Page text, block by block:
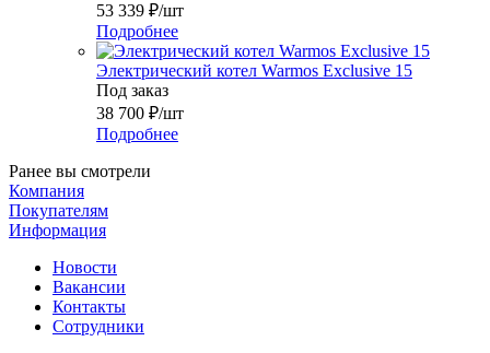
53 339 ₽/шт
Подробнее
Электрический котел Warmos Exclusive 15
Под заказ
38 700 ₽/шт
Подробнее
Ранее вы смотрели
Компания
Покупателям
Информация
Новости
Вакансии
Контакты
Сотрудники